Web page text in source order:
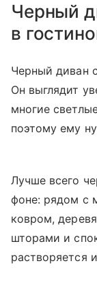
Черный
в
Черный диван
Он выглядит
многие
поэтому ему
Лучше всего
фоне: рядом с
ковром,
шторами и
растворяется